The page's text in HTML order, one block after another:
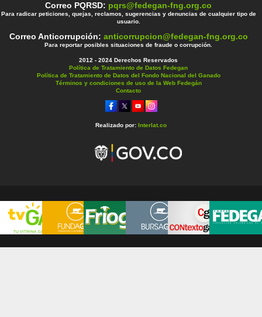
Correo PQRSD: pqrs@fedegan-fng.org.co
Para radicar peticiones, quejas, reclamos, sugerencias y denuncias de cualquier tipo de
usuario.
Correo Anticorrupción: anticorrupcion@fedegan-fng.org.co
Para reportar posibles situaciones de fraude o corrupción.
2012 - 2024 Derechos Reservados
Política de Tratamiento de Datos Fedegan
Política de Tratamiento de Datos del Fondo Nacional del Ganado
Términos y condiciones de uso de la Web Fedegán
Contacto
Realizado por: Interlat.co